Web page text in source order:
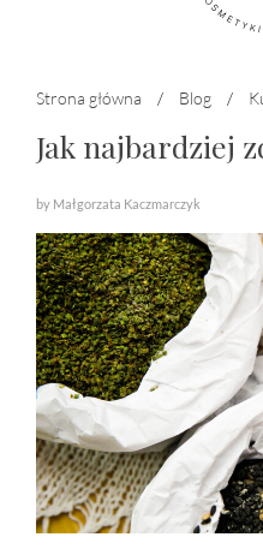
Strona główna / Blog /
Jak najbardziej
by Małgorzata Kaczmarczyk